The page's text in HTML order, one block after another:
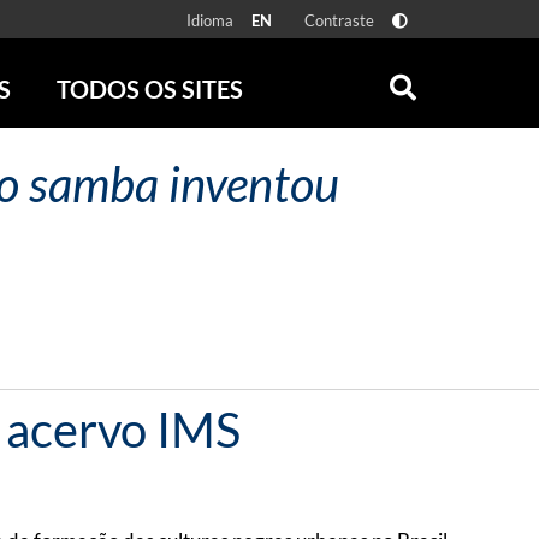
Idioma EN Contraste
FÍSICAS
TODOS OS SITES
ZUM
samba inventou
IMS